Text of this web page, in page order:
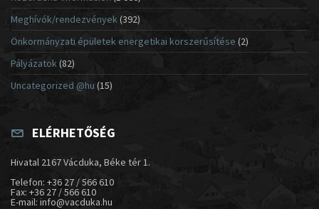
Meghívók/rendezvények (392)
Önkormányzati épületek energetikai korszerűsítése (2)
Pályázatok (82)
Uncategorized @hu (15)
ELÉRHETŐSÉG
Hivatal 2167 Vácduka, Béke tér 1.
Telefon: +36 27 / 566 610
Fax: +36 27 / 566 610
E-mail: info@vacduka.hu